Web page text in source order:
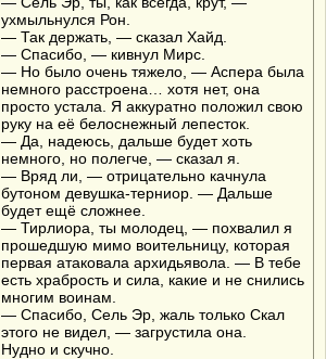
ухмыльнулся Рон.
— Так держать, — сказал Хайд.
— Спасибо, — кивнул Мирс.
— Но было очень тяжело, — Аспера была
немного расстроена… хотя нет, она
просто устала. Я аккуратно положил свою
руку на её белоснежный лепесток.
— Да, надеюсь, дальше будет хоть
немного, но полегче, — сказал я.
— Вряд ли, — отрицательно качнула
бутоном девушка-терниор. — Дальше
будет ещё сложнее.
— Тирлиора, ты молодец, — похвалил я
прошедшую мимо воительницу, которая
первая атаковала архидьявола. — В тебе
есть храбрость и сила, какие и не снились
многим воинам.
— Спасибо, Сель Эр, жаль только Скал
этого не видел, — загрустила она.
Нудно и скучно.